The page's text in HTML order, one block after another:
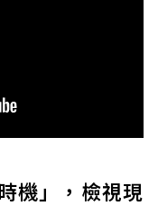
機」，檢視現